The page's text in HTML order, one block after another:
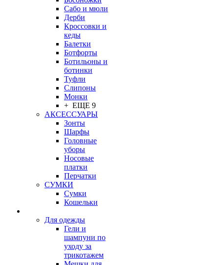
Сабо и мюли
Дерби
Кроссовки и
кеды
Балетки
Ботфорты
Ботильоны и
ботинки
Туфли
Слипоны
Монки
+ ЕЩЕ 9
АКСЕССУАРЫ
Зонты
Шарфы
Головные
уборы
Носовые
платки
Перчатки
СУМКИ
Сумки
Кошельки
Для одежды
Гели и
шампуни по
уходу за
трикотажем